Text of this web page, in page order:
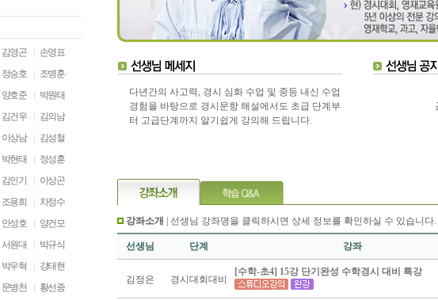
김영곤
손영표
정승호
조병훈
양호준
박원태
김건우
김의남
이상남
김성철
박현태
정성훈
김인기
이상곤
조용희
차정수
안성호
양건모
서원대
박규식
박우혁
강태현
문병천
황선종
다년간의 사고력, 경시 심화 수업 및 중등 내신 수업
경험을 바탕으로 경시문항 해설에서도 초급 단계부
터 고급단계까지 알기쉽게 강의해 드립니다.
강좌소개 | 선생님 강좌명을 클릭하시면 상세 정보를 확인하실 수 있습니다.
선생님 단계 강좌
김정은 경시대회대비
[수학-초4] 15강 단기완성 수학경시 대비 특강